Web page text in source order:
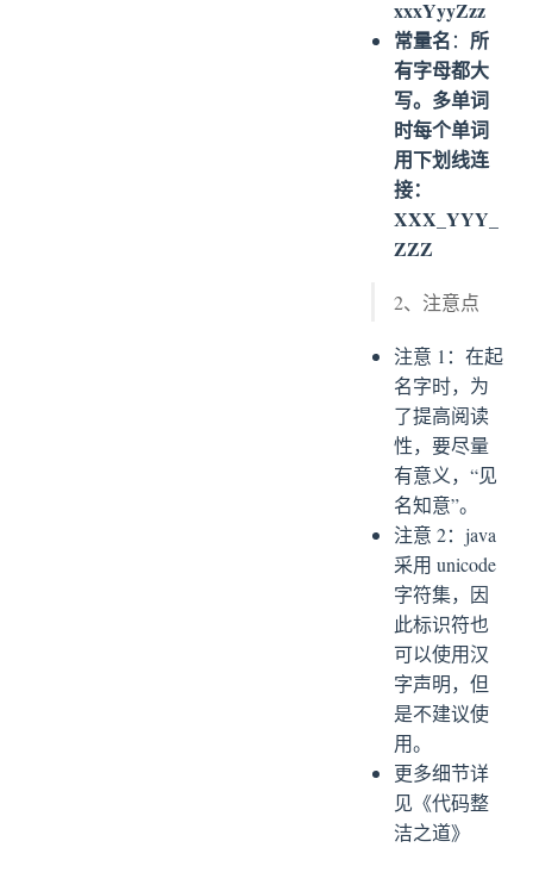
xxxYyyZzz
常量名：所
有字母都大
写。多单词
时每个单词
用下划线连
接：
XXX_YYY_
ZZZ
2、注意点
注意 1：在起
名字时，为
了提高阅读
性，要尽量
有意义，“见
名知意”。
注意 2：java
采用 unicode
字符集，因
此标识符也
可以使用汉
字声明，但
是不建议使
用。
更多细节详
见《代码整
洁之道》